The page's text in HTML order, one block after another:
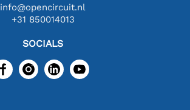
info@opencircuit.nl
+31 850014013
SOCIALS